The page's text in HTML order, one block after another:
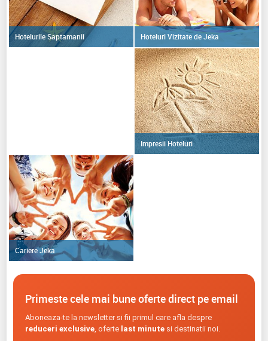
Hotelurile Saptamanii Hoteluri Vizitate de Jeka
Impresii Hoteluri
Cariere Jeka
Primeste cele mai bune oferte direct pe email
Aboneaza-te la newsletter si fii primul care afla despre
reduceri exclusive, oferte last minutesi destinatii noi.